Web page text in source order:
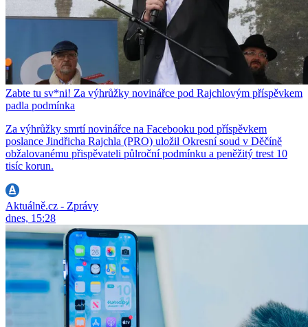
Zabte tu sv*ni! Za výhrůžky novinářce pod Rajchlovým příspěvkem
padla podmínka
Za výhrůžky smrtí novinářce na Facebooku pod příspěvkem
poslance Jindřicha Rajchla (PRO) uložil Okresní soud v Děčíně
obžalovanému přispěvateli půlroční podmínku a peněžitý trest 10
tisíc korun.
Aktuálně.cz - Zprávy
dnes, 15:28